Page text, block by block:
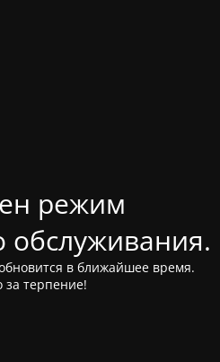
режим
обслуживания.
в ближайшее время.
за терпение!